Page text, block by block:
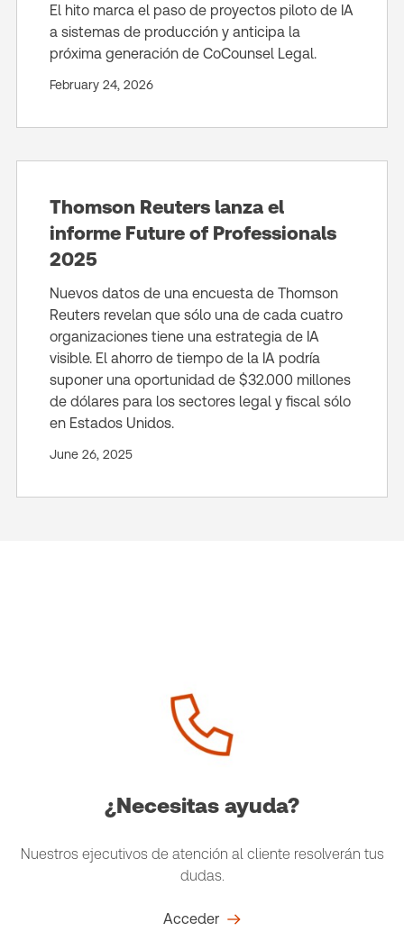
El hito marca el paso de proyectos piloto de IA
a sistemas de producción y anticipa la
próxima generación de CoCounsel Legal.
February 24, 2026
Thomson Reuters lanza el
informe Future of Professionals
2025
Nuevos datos de una encuesta de Thomson
Reuters revelan que sólo una de cada cuatro
organizaciones tiene una estrategia de IA
visible. El ahorro de tiempo de la IA podría
suponer una oportunidad de $32.000 millones
de dólares para los sectores legal y fiscal sólo
en Estados Unidos.
June 26, 2025
¿Necesitas ayuda?
Nuestros ejecutivos de atención al cliente resolverán tus
dudas.
Acceder